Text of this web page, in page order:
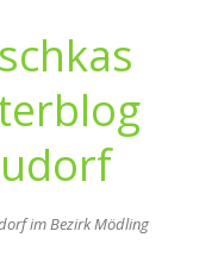
im Bezirk Mödling